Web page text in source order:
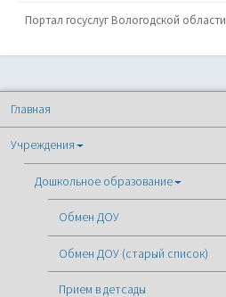
Портал госуслуг Вологодской области
Главная
Учреждения
Дошкольное образование
Обмен ДОУ
Обмен ДОУ (старый список)
Прием в детсады